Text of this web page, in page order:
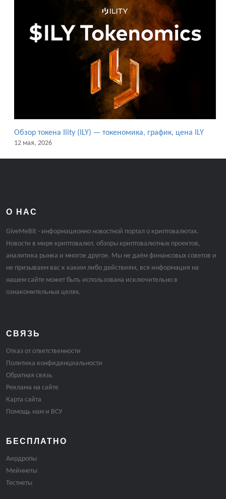
Обзор токена Ility (ILY) — токеномика, график, цена ILY
12 мая, 2026
О НАС
GiveMeBit - информационно новостной портал о криптовалютах.
Новости в мире криптовалют, обзоры криптовалютных проектов,
аналитика рынка и многое другое. Мы не даём финансовых советов и
не призываем вас к каким либо действиям, вся информация на
нашем сайте может быть использована исключительно в
ознакомительных целях.
СВЯЗЬ
Отказ от ответственности
Политика конфиденциальности
Обратная связь
Реклама на сайте
Карта сайта
Помощь нам и ВСУ
БЕСПЛАТНО
Аирдропы
Мейннеты
Тестнеты